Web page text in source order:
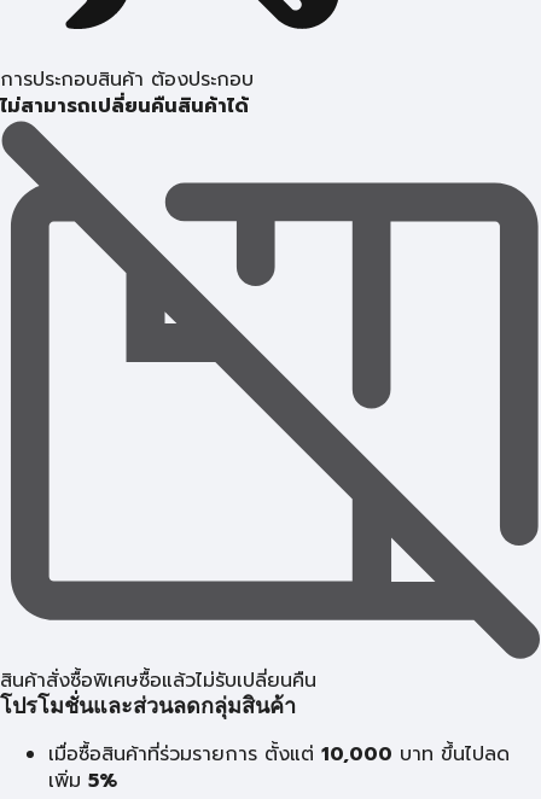
การประกอบสินค้า ต้องประกอบ
ไม่สามารถเปลี่ยนคืนสินค้าได้
สินค้าสั่งซื้อพิเศษซื้อแล้วไม่รับเปลี่ยนคืน
โปรโมชั่นและส่วนลดกลุ่มสินค้า
เมื่อซื้อสินค้าที่ร่วมรายการ ตั้งแต่ 10,000 บาท ขึ้นไปลด
เพิ่ม 5%